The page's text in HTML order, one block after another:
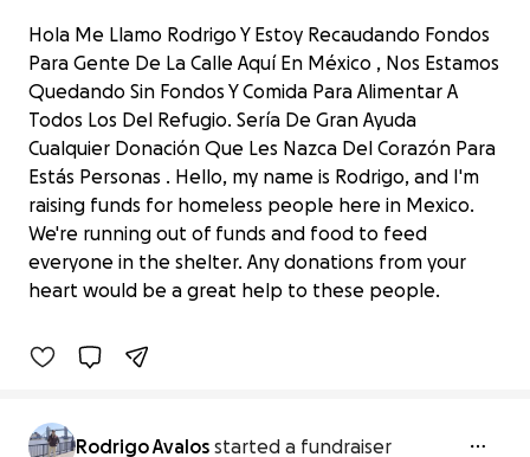
Hola Me Llamo Rodrigo Y Estoy Recaudando Fondos
Para Gente De La Calle Aquí En México , Nos Estamos
Quedando Sin Fondos Y Comida Para Alimentar A
Todos Los Del Refugio. Sería De Gran Ayuda
Cualquier Donación Que Les Nazca Del Corazón Para
Estás Personas . Hello, my name is Rodrigo, and I'm
raising funds for homeless people here in Mexico.
We're running out of funds and food to feed
everyone in the shelter. Any donations from your
heart would be a great help to these people.
Ayuda Al Albergue, Niños En Situación
De Calle...✨
$0 raised
Rodrigo Avalos started a fundraiser